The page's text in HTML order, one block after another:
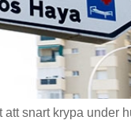
snart krypa under